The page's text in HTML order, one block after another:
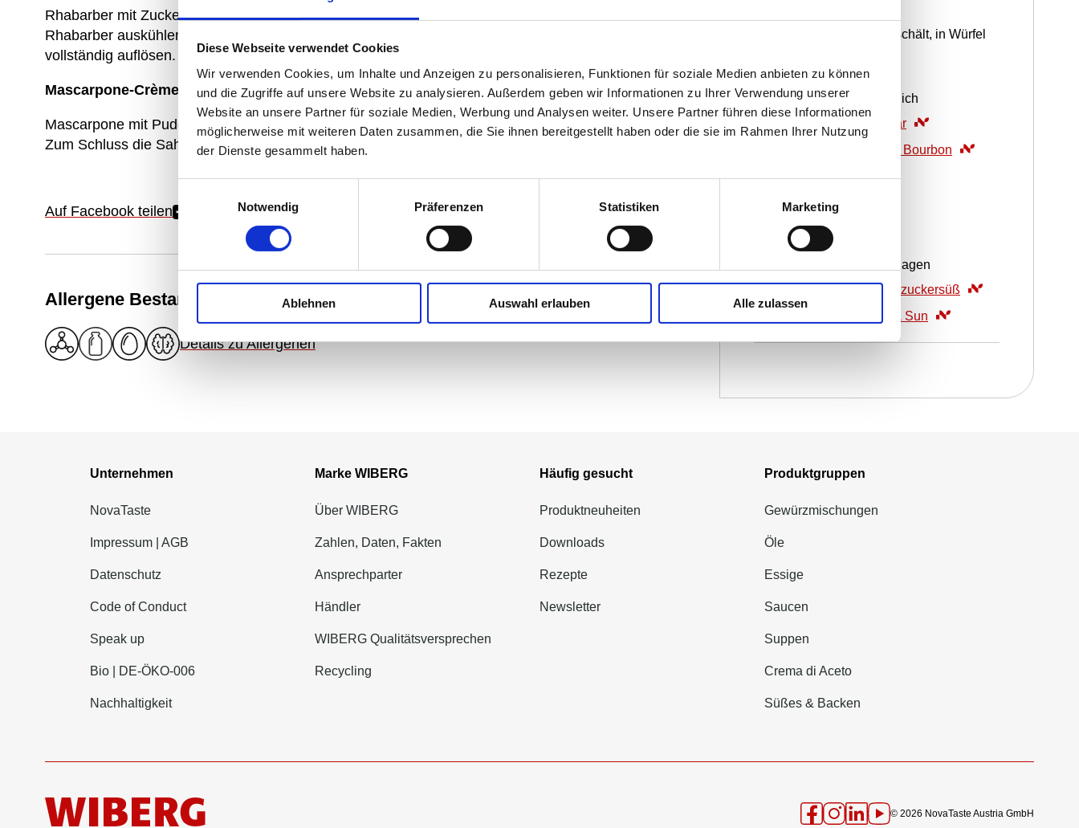
Diese Webseite verwendet Cookies
Wir verwenden Cookies, um Inhalte und Anzeigen zu personalisieren, Funktionen für soziale Medien anbieten zu können
und die Zugriffe auf unsere Website zu analysieren. Außerdem geben wir Informationen zu Ihrer Verwendung unserer
Website an unsere Partner für soziale Medien, Werbung und Analysen weiter. Unsere Partner führen diese Informationen
möglicherweise mit weiteren Daten zusammen, die Sie ihnen bereitgestellt haben oder die sie im Rahmen Ihrer Nutzung
der Dienste gesammelt haben.
Notwendig
Präferenzen Statistiken Marketing
Ablehnen Auswahl erlauben Alle zulassen
Rhabarber-Ragout
Rhabarber | geschält, in Würfel
60 g Zucker weiß
180 ml Weißwein lieblich
WIBERG Aspik klar
WIBERG Vanille Bourbon
Mascarpone
50 g
Puderzucker
Sahne | geschlagen
WIBERG Vanille zuckersüß
WIBERG Zitronia Sun
Rhabarber mit Zucker und Vanille vermengen, Weißwein zugießen, aufkochen und abseihen.
Rhabarber auskühlen lassen, die Flüssigkeit auf die Hälfte einkochen, Aspik klar zugeben und
vollständig auflösen. Anschließend unter die Rhabarberwürfel mischen.
Mascarpone-Crème
Mascarpone mit Puderzucker glattrühren und mit Vanillezucker sowie Zitronia Sun abschmecken.
Zum Schluss die Sahne unterheben.
Auf Facebook teilen
Allergene Bestandteile
Details zu Allergenen
Unternehmen
NovaTaste
Impressum | AGB
Datenschutz
Code of Conduct
Speak up
Bio | DE-ÖKO-006
Nachhaltigkeit
Marke WIBERG
Über WIBERG
Zahlen, Daten, Fakten
Ansprechparter
Händler
WIBERG Qualitätsversprechen
Recycling
Häufig gesucht
Produktneuheiten
Downloads
Rezepte
Newsletter
Produktgruppen
Gewürzmischungen
Öle
Essige
Saucen
Suppen
Crema di Aceto
Süßes & Backen
© 2026 NovaTaste Austria GmbH